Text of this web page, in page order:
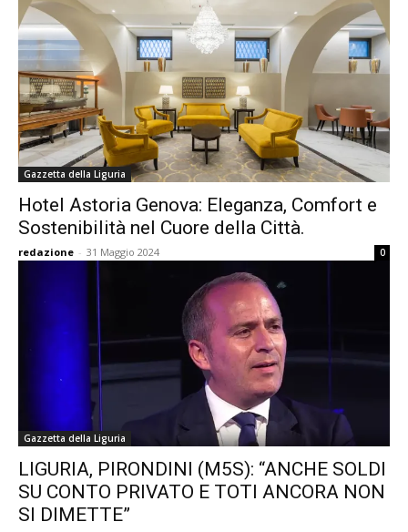
Gazzetta della Liguria
Hotel Astoria Genova: Eleganza, Comfort e
Sostenibilità nel Cuore della Città.
redazione - 31 Maggio 2024 0
Gazzetta della Liguria
LIGURIA, PIRONDINI (M5S): “ANCHE SOLDI
SU CONTO PRIVATO E TOTI ANCORA NON
SI DIMETTE”